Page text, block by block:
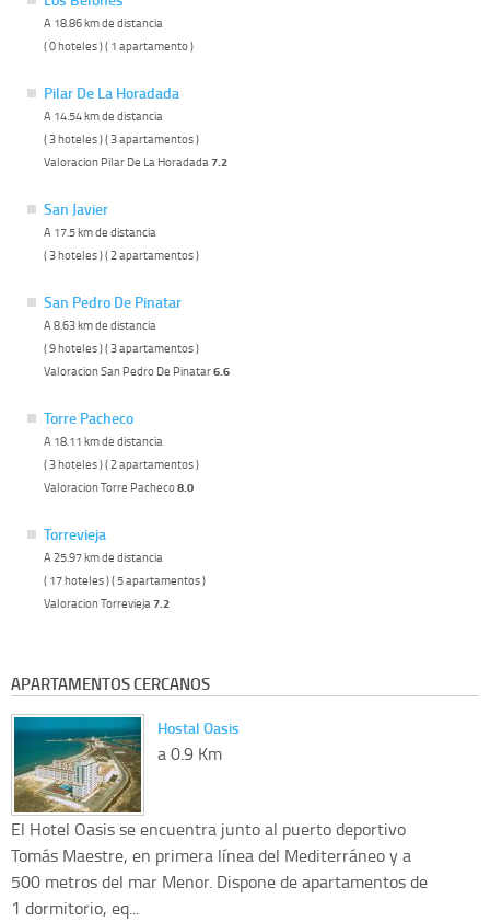
A 18.86 km de distancia
( 0 hoteles ) ( 1 apartamento )
Pilar De La Horadada
A 14.54 km de distancia
( 3 hoteles ) ( 3 apartamentos )
Valoracion Pilar De La Horadada7.2
San Javier
A 17.5 km de distancia
( 3 hoteles ) ( 2 apartamentos )
San Pedro De Pinatar
A 8.63 km de distancia
( 9 hoteles ) ( 3 apartamentos )
Valoracion San Pedro De Pinatar6.6
Torre Pacheco
A 18.11 km de distancia
( 3 hoteles ) ( 2 apartamentos )
Valoracion Torre Pacheco8.0
Torrevieja
A 25.97 km de distancia
( 17 hoteles ) ( 5 apartamentos )
Valoracion Torrevieja7.2
APARTAMENTOS CERCANOS
Hostal Oasis
a 0.9 Km
El Hotel Oasis se encuentra junto al puerto deportivo
Tomás Maestre, en primera línea del Mediterráneo y a
500 metros del mar Menor. Dispone de apartamentos de
1 dormitorio, eq...